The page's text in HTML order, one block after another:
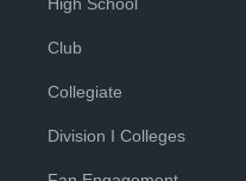
Club
Collegiate
Division I Colleges